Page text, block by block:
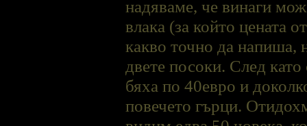
надяваме, че винаги
влака (за който цената
какво точно да напиша,
двете посоки. След
бяха по 40евро и
повечето гърци.